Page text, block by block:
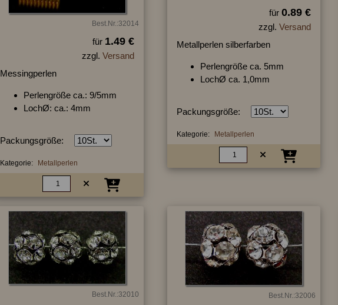
Best.Nr.:32014
für 1.49 €
zzgl. Versand
Messingperlen
Perlengröße ca.: 9/5mm
LochØ: ca.: 4mm
Packungsgröße:
Kategorie: Metallperlen
für 0.89 €
zzgl. Versand
Metallperlen silberfarben
Perlengröße ca. 5mm
LochØ ca. 1,0mm
Packungsgröße:
Kategorie: Metallperlen
Best.Nr.:32010 Best.Nr.:32006